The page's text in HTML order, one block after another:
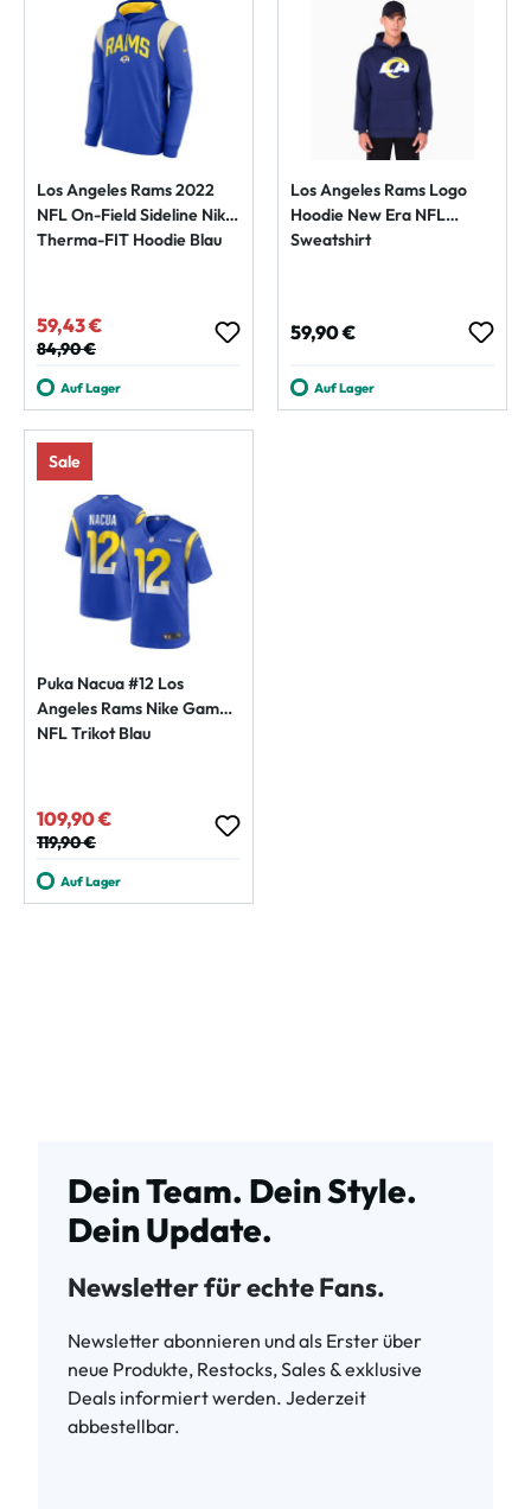
Los Angeles Rams 2022
NFL On-Field Sideline Nike
Therma-FIT Hoodie Blau
Verkaufspreis:
59,43 €
Regulärer Preis:
84,90 €
Auf Lager
Los Angeles Rams Logo
Hoodie New Era NFL
Sweatshirt
Regulärer Preis:
59,90 €
Auf Lager
Sale
Puka Nacua #12 Los
Angeles Rams Nike Game
NFL Trikot Blau
Verkaufspreis:
109,90 €
Regulärer Preis:
119,90 €
Auf Lager
Dein Team. Dein Style.
Dein Update.
Newsletter für echte Fans.
Newsletter abonnieren und als Erster über
neue Produkte, Restocks, Sales & exklusive
Deals informiert werden. Jederzeit
abbestellbar.